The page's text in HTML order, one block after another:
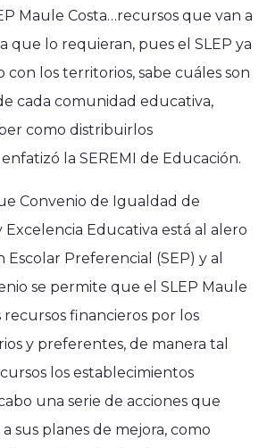
Maule Costa…recursos que van a
que lo requieran, pues el SLEP ya
con los territorios, sabe cuáles son
cada comunidad educativa,
como distribuirlos
la SEREMI de Educación.
Convenio de Igualdad de
Educativa está al alero
Preferencial (SEP) y al
se permite que el SLEP Maule
recursos financieros por los
y preferentes, de manera tal
los establecimientos
una serie de acciones que
sus planes de mejora, como